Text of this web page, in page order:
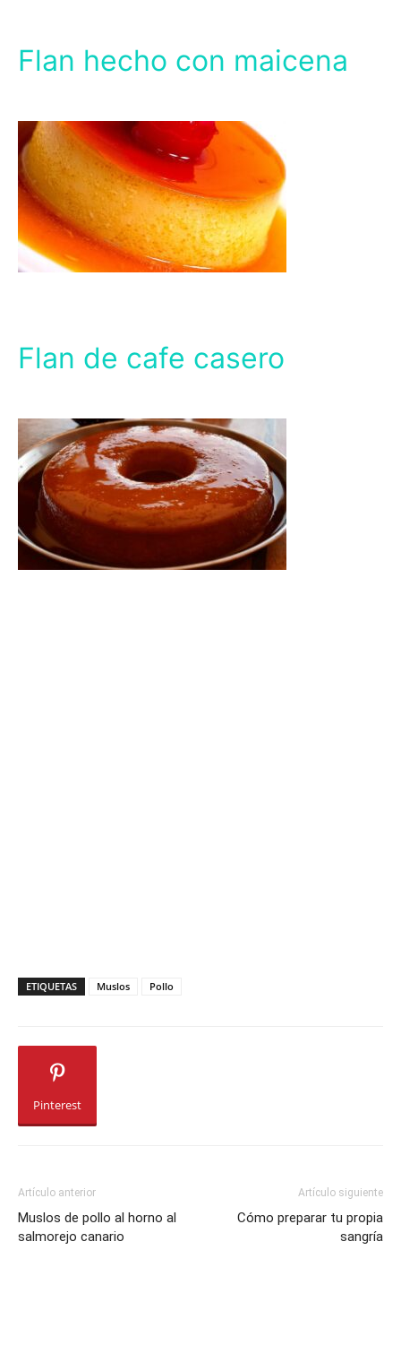
Flan hecho con maicena
Flan de cafe casero
ETIQUETAS Muslos Pollo
Pinterest
Artículo anterior
Muslos de pollo al horno al
salmorejo canario
Artículo siguiente
Cómo preparar tu propia
sangría